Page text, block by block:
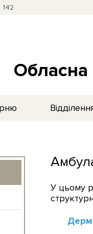
142
Обласна
У цьому